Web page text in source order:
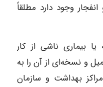
وجود دارد مطلقاً
یا بیماری ناشی از کار
و نسخه‌ای از آن را به
بهداشت و سازمان